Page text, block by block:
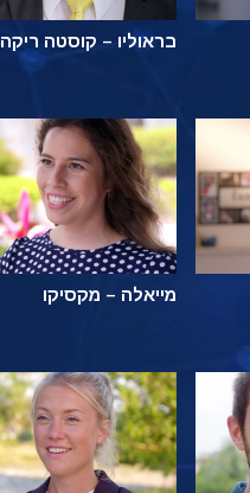
בראוליו – קוסטה ריקה
מייאלה – מקסיקו